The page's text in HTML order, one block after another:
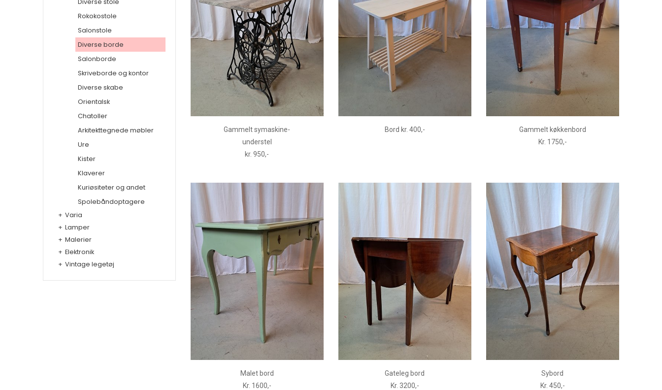
Gammelt symaskine-
understel
kr. 950,-
Bord kr. 400,-
Gammelt køkkenbord
Kr. 1750,-
Malet bord
Kr. 1600,-
Gateleg bord
Kr. 3200,-
Sybord
Kr. 450,-
Diverse stole
Rokokostole
Salonstole
Diverse borde
Salonborde
Skriveborde og kontor
Diverse skabe
Orientalsk
Chatoller
Arkitekttegnede møbler
Ure
Kister
Klaverer
Kuriøsiteter og andet
Spolebåndoptagere
+ Varia
+ Lamper
+ Malerier
+ Elektronik
+ Vintage legetøj